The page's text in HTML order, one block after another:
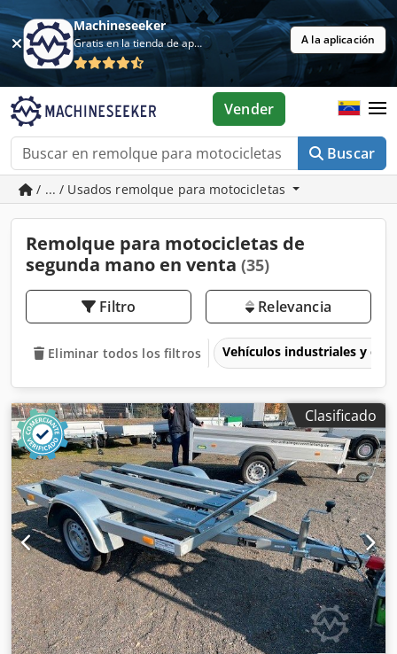
Machineseeker
Gratis en la tienda de aplicaciones A la aplicación
Buscar
Vender
/ ... / Usados remolque para motocicletas
Remolque para motocicletas de
segunda mano en venta (35)
Filtro Relevancia
Eliminar todos los filtros Vehículos industriales y
Clasificado